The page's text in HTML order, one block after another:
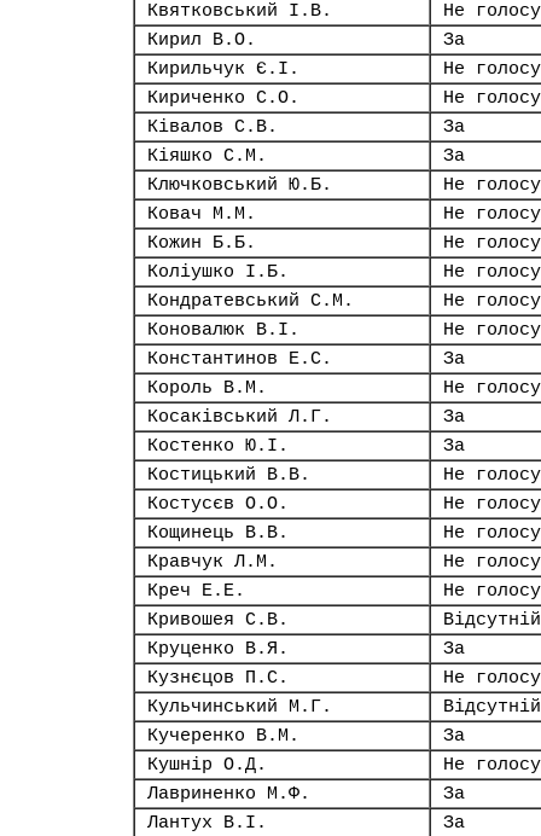
Квятковський І.В.
Не
Кирил В.О.
За
Кирильчук Є.І.
Не
Кириченко С.О.
Не
Ківалов С.В.
За
Кіяшко С.М.
За
Ключковський Ю.Б.
Не
Ковач М.М.
Не
Кожин Б.Б.
Не
Коліушко І.Б.
Не
Кондратевський С.М.
Не
Коновалюк В.І.
Не
Константинов Е.С.
За
Король В.М.
Не
Косаківський Л.Г.
За
Костенко Ю.І.
За
Костицький В.В.
Не
Костусєв О.О.
Не
Кощинець В.В.
Не
Кравчук Л.М.
Не
Креч Е.Е.
Не
Кривошея С.В.
Відсутній
Круценко В.Я.
За
Кузнєцов П.С.
Не
Кульчинський М.Г.
Відсутній
Кучеренко В.М.
За
Кушнір О.Д.
Не
Лавриненко М.Ф.
За
Лантух В.І.
За